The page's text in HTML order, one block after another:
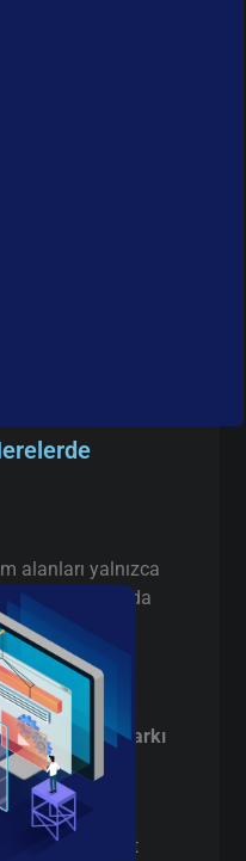
alanları yalnızca
İstanbul’da
aşağıdaki
tercih
gerçek farkı
(aracı değil)
pleksi fiyat